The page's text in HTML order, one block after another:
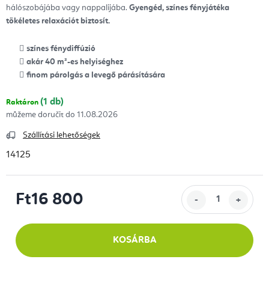
hálószobájába vagy nappalijába. Gyengéd, színes fényjátéka
tökéletes relaxációt biztosít.
színes fénydiffúzió
akár 40 m²-es helyiséghez
finom párolgás a levegő párásítására
Raktáron (1 db)
11.08.2026
Szállítási lehetőségek
14125
Ft16 800
KOSÁRBA